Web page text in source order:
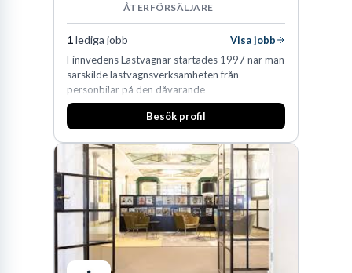
ÅTERFÖRSÄLJARE
1lediga jobb
Visa jobb
Finnvedens Lastvagnar startades 1997 när man
särskilde lastvagnsverksamheten från
personbilar på den dåvarande
huvudanläggningen i Värnamo. Sedan dess har
man expanderat kraftigt genom ett antal
den största privata återförsäljaren av Volvo
Lastvagnar och finns representerade på 20
orter i södra Sverige.
Besök profil